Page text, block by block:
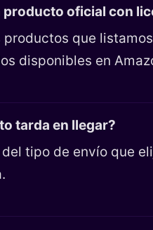
producto oficial con
productos que
disponibles en
tarda en llegar?
tipo de envío que